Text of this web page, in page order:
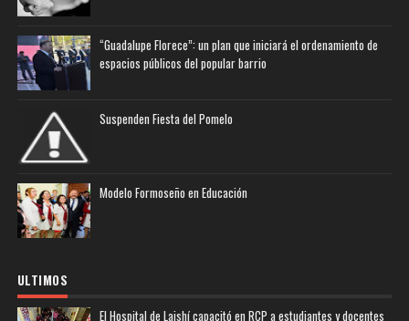
“Guadalupe Florece”: un plan que iniciará el ordenamiento de
espacios públicos del popular barrio
Suspenden Fiesta del Pomelo
Modelo Formoseño en Educación
ULTIMOS
El Hospital de Laishí capacitó en RCP a estudiantes y docentes